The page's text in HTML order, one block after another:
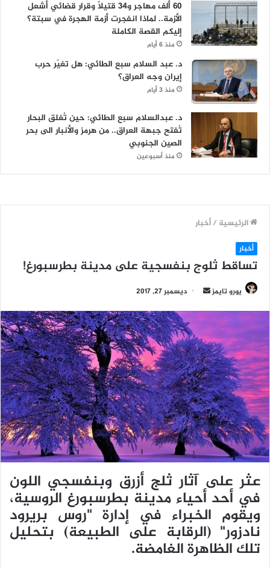
60 ألف مهاجر و34 قتيلاً وقرار قضائي أشعل
الأزمة.. لماذا انفجرت أزمة الهجرة في سبتة؟
إليكم القصة الكاملة
منذ 6 أيام
د. عبد السلام سبع الطائي: هل تغيّر حرب
إيران وجه العراق؟
منذ 3 أيام
د. عبدالسلام سبع الطائي: حين تُغلق البحار
تُفتح جبهة العراق.. من هرمز والأنبار الى بحر
الصين الجنوبي
منذ أسبوعين